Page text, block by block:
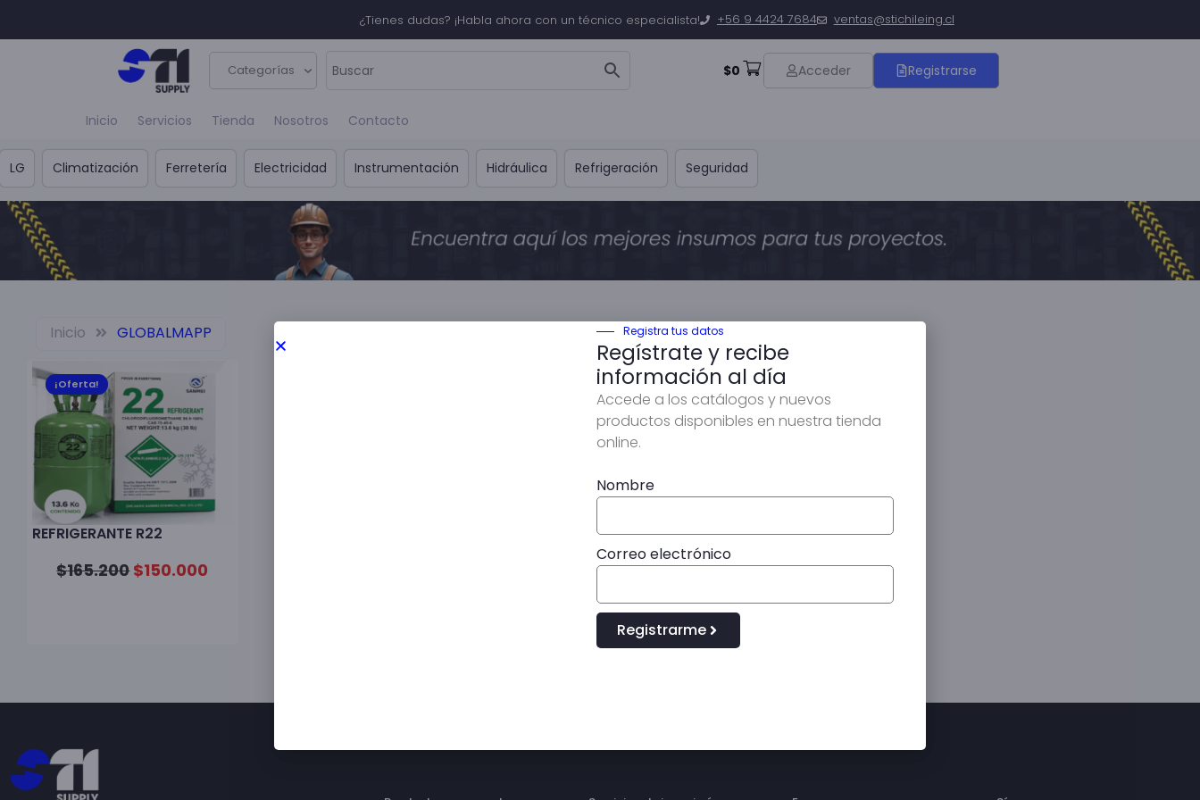
¿Tienes dudas? ¡Habla ahora con un técnico especialista! +56 9 4424 7684 ventas@stichileing.cl
Categorías $0 Acceder Registrarse
Inicio Servicios Tienda Nosotros Contacto
LG Climatización Ferretería Electricidad Instrumentación Hidráulica Refrigeración Seguridad
Inicio GLOBALMAPP
REFRIGERANTE R22
¡Oferta!
$165.200$150.000
Registra tus datos
Regístrate y recibe
información al día
Accede a los catálogos y nuevos
productos disponibles en nuestra tienda
online.
Nombre
Correo electrónico
Registrarme